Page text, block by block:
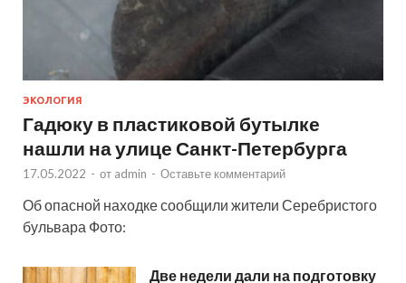
ЭКОЛОГИЯ
Гадюку в пластиковой бутылке
нашли на улице Санкт-Петербурга
17.05.2022 - от admin - Оставьте комментарий
Об опасной находке сообщили жители Серебристого
бульвара Фото:
Две недели дали на подготовку